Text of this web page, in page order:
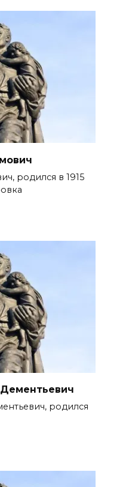
родился в 1915
родился